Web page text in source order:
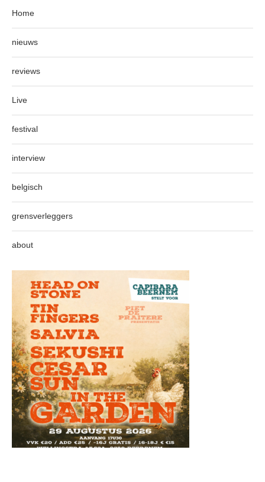
Home
nieuws
reviews
Live
festival
interview
belgisch
grensverleggers
about